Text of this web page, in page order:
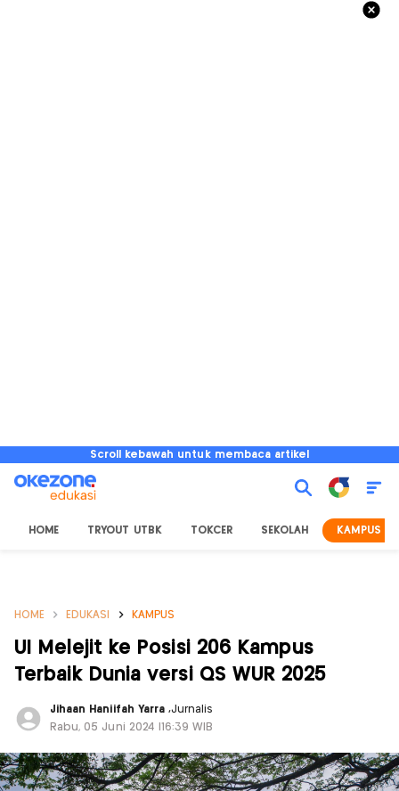
Scroll kebawah untuk membaca artikel
HOME TRYOUT UTBK TOKCER SEKOLAH KAMPUS
HOME EDUKASI KAMPUS
UI Melejit ke Posisi 206 Kampus
Terbaik Dunia versi QS WUR 2025
Jihaan Haniifah Yarra,Jurnalis
Rabu, 05 Juni 2024 |16:39 WIB